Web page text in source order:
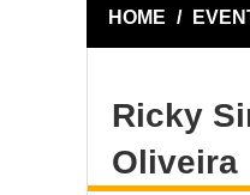
HOME /
Ricky
Oliveira